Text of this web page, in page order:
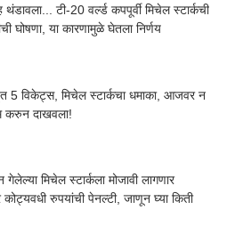
थंडावला... टी-20 वर्ल्ड कपपूर्वी मिचेल स्टार्कची
घोषणा, या कारणामुळे घेतला निर्णय
5 विकेट्स, मिचेल स्टार्कचा धमाका, आजवर न
करुन दाखवला!
मिचेल स्टार्कला मोजावी लागणार
रुपयांची पेनल्टी, जाणून घ्या किती